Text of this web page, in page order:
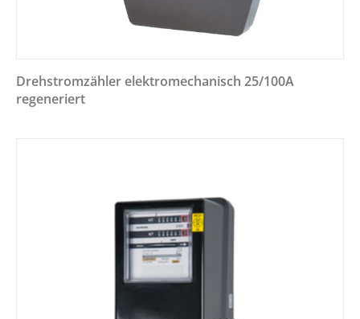
Drehstromzähler elektromechanisch 25/100A
regeneriert